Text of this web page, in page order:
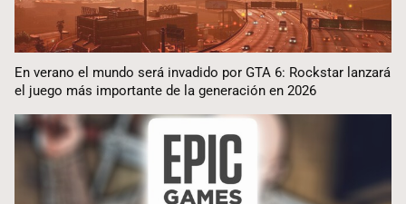
En verano el mundo será invadido por GTA 6: Rockstar lanzará
el juego más importante de la generación en 2026